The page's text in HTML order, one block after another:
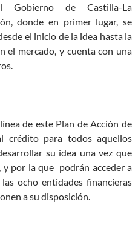
de Castilla-La
donde en primer lugar, se
el inicio de la idea hasta la
el mercado, y cuenta con una
de este Plan de Acción de
crédito para todos aquellos
su idea una vez que
por la que podrán acceder a
ocho entidades financieras
a su disposición.